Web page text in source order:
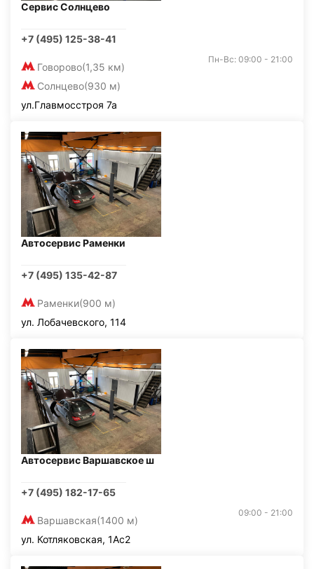
Сервис Солнцево
+7 (495) 125-38-41
Говорово(1,35 км)
Солнцево(930 м)
Пн-Вс: 09:00 - 21:00
ул.Главмосстроя 7а
Автосервис Раменки
+7 (495) 135-42-87
Раменки(900 м)
ул. Лобачевского, 114
Автосервис Варшавское ш
+7 (495) 182-17-65
Варшавская(1400 м)
09:00 - 21:00
ул. Котляковская, 1Ас2